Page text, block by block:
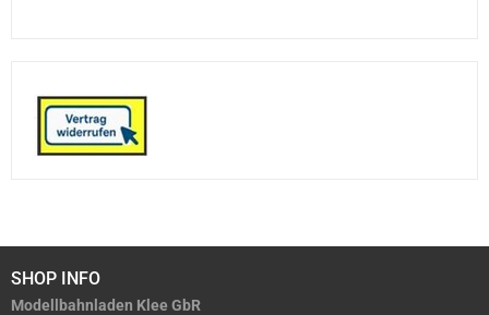
SHOP INFO
Modellbahnladen Klee GbR